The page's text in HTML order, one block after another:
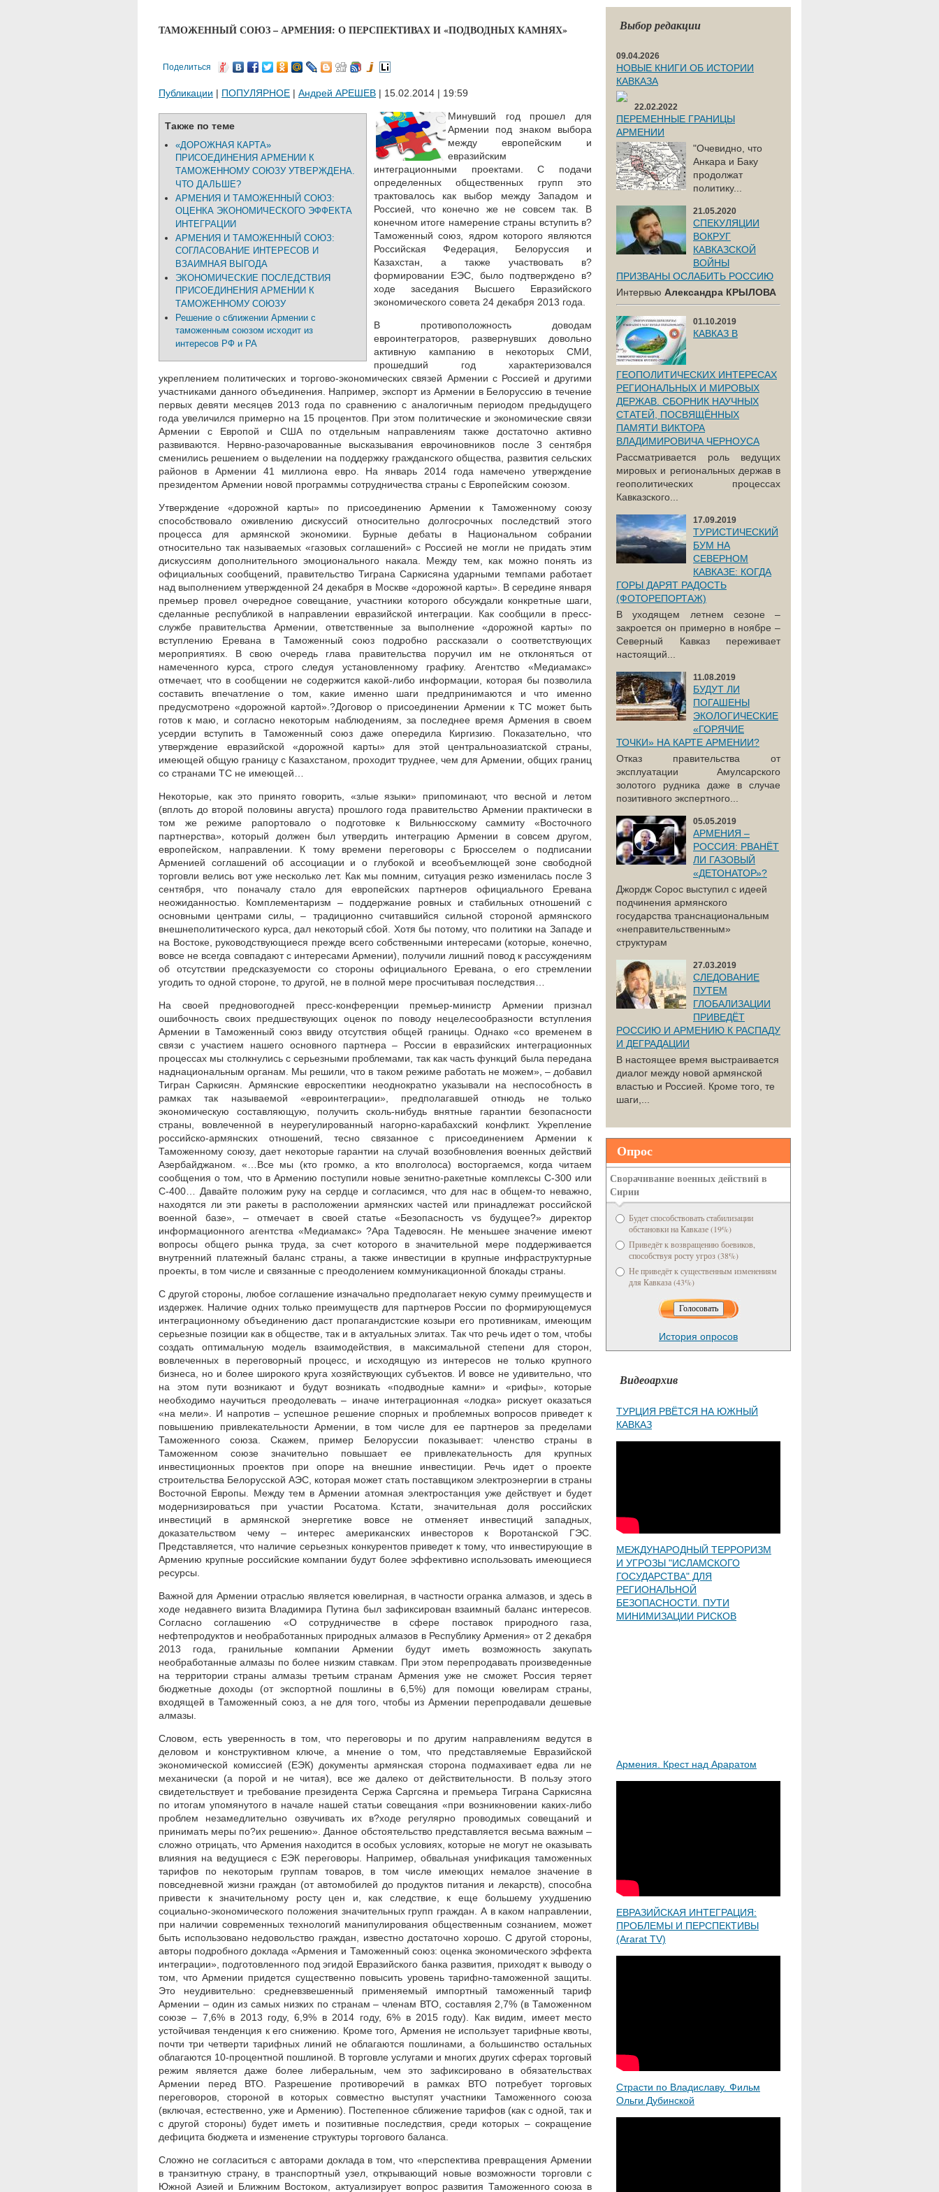
ТАМОЖЕННЫЙ СОЮЗ – АРМЕНИЯ: О ПЕРСПЕКТИВАХ И «ПОДВОДНЫХ КАМНЯХ»
Поделиться
Публикации | ПОПУЛЯРНОЕ | Андрей АРЕШЕВ | 15.02.2014 | 19:59
Также по теме
«ДОРОЖНАЯ КАРТА»
ПРИСОЕДИНЕНИЯ АРМЕНИИ К
ТАМОЖЕННОМУ СОЮЗУ УТВЕРЖДЕНА.
ЧТО ДАЛЬШЕ?
АРМЕНИЯ И ТАМОЖЕННЫЙ СОЮЗ:
ОЦЕНКА ЭКОНОМИЧЕСКОГО ЭФФЕКТА
ИНТЕГРАЦИИ
АРМЕНИЯ И ТАМОЖЕННЫЙ СОЮЗ:
СОГЛАСОВАНИЕ ИНТЕРЕСОВ И
ВЗАИМНАЯ ВЫГОДА
ЭКОНОМИЧЕСКИЕ ПОСЛЕДСТВИЯ
ПРИСОЕДИНЕНИЯ АРМЕНИИ К
ТАМОЖЕННОМУ СОЮЗУ
Решение о сближении Армении с
таможенным союзом исходит из
интересов РФ и РА
Минувший год прошел для
Армении под знаком выбора
между европейским и
евразийским
интеграционными проектами. С подачи
определенных общественных групп это
трактовалось как выбор между Западом и
Россией, что конечно же не совсем так. В
конечном итоге намерение страны вступить в?
Таможенный союз, ядром которого являются
Российская Федерация, Белоруссия и
Казахстан, а также участвовать в?
формировании ЕЭС, было подтверждено в?
ходе заседания Высшего Евразийского
экономического совета 24 декабря 2013 года.
В противоположность доводам
евроинтеграторов, развернувших довольно
активную кампанию в некоторых СМИ,
прошедший год характеризовался
укреплением политических и торгово-экономических связей Армении с Россией и другими
участниками данного объединения. Например, экспорт из Армении в Белоруссию в течение
первых девяти месяцев 2013 года по сравнению с аналогичным периодом предыдущего
года увеличился примерно на 15 процентов. При этом политические и экономические связи
Армении с Европой и США по отдельным направлениям также достаточно активно
развиваются. Нервно-разочарованные высказывания еврочиновников после 3 сентября
сменились решением о выделении на поддержку гражданского общества, развития сельских
районов в Армении 41 миллиона евро. На январь 2014 года намечено утверждение
президентом Армении новой программы сотрудничества страны с Европейским союзом.
Утверждение «дорожной карты» по присоединению Армении к Таможенному союзу
способствовало оживлению дискуссий относительно долгосрочных последствий этого
процесса для армянской экономики. Бурные дебаты в Национальном собрании
относительно так называемых «газовых соглашений» с Россией не могли не придать этим
дискуссиям дополнительного эмоционального накала. Между тем, как можно понять из
официальных сообщений, правительство Тиграна Саркисяна ударными темпами работает
над выполнением утвержденной 24 декабря в Москве «дорожной карты». В середине января
премьер провел очередное совещание, участники которого обсуждали конкретные шаги,
сделанные республикой в направлении евразийской интеграции. Как сообщили в пресс-
службе правительства Армении, ответственные за выполнение «дорожной карты» по
вступлению Еревана в Таможенный союз подробно рассказали о соответствующих
мероприятиях. В свою очередь глава правительства поручил им не отклоняться от
намеченного курса, строго следуя установленному графику. Агентство «Медиамакс»
отмечает, что в сообщении не содержится какой-либо информации, которая бы позволила
составить впечатление о том, какие именно шаги предпринимаются и что именно
предусмотрено «дорожной картой».?Договор о присоединении Армении к ТС может быть
готов к маю, и согласно некоторым наблюдениям, за последнее время Армения в своем
усердии вступить в Таможенный союз даже опередила Киргизию. Показательно, что
утверждение евразийской «дорожной карты» для этой центральноазиатской страны,
имеющей общую границу с Казахстаном, проходит труднее, чем для Армении, общих границ
со странами ТС не имеющей…
Некоторые, как это принято говорить, «злые языки» припоминают, что весной и летом
(вплоть до второй половины августа) прошлого года правительство Армении практически в
том же режиме рапортовало о подготовке к Вильнюсскому саммиту «Восточного
партнерства», который должен был утвердить интеграцию Армении в совсем другом,
европейском, направлении. К тому времени переговоры с Брюсселем о подписании
Арменией соглашений об ассоциации и о глубокой и всеобъемлющей зоне свободной
торговли велись вот уже несколько лет. Как мы помним, ситуация резко изменилась после 3
сентября, что поначалу стало для европейских партнеров официального Еревана
неожиданностью. Комплементаризм – поддержание ровных и стабильных отношений с
основными центрами силы, – традиционно считавшийся сильной стороной армянского
внешнеполитического курса, дал некоторый сбой. Хотя бы потому, что политики на Западе и
на Востоке, руководствующиеся прежде всего собственными интересами (которые, конечно,
вовсе не всегда совпадают с интересами Армении), получили лишний повод к рассуждениям
об отсутствии предсказуемости со стороны официального Еревана, о его стремлении
угодить то одной стороне, то другой, не в полной мере просчитывая последствия…
На своей предновогодней пресс-конференции премьер-министр Армении признал
ошибочность своих предшествующих оценок по поводу нецелесообразности вступления
Армении в Таможенный союз ввиду отсутствия общей границы. Однако «со временем в
связи с участием нашего основного партнера – России в евразийских интеграционных
процессах мы столкнулись с серьезными проблемами, так как часть функций была передана
наднациональным органам. Мы решили, что в таком режиме работать не можем», – добавил
Тигран Саркисян. Армянские евроскептики неоднократно указывали на неспособность в
рамках так называемой «евроинтеграции», предполагавшей отнюдь не только
экономическую составляющую, получить сколь-нибудь внятные гарантии безопасности
страны, вовлеченной в неурегулированный нагорно-карабахский конфликт. Укрепление
российско-армянских отношений, тесно связанное с присоединением Армении к
Таможенному союзу, дает некоторые гарантии на случай возобновления военных действий
Азербайджаном. «…Все мы (кто громко, а кто вполголоса) восторгаемся, когда читаем
сообщения о том, что в Армению поступили новые зенитно-ракетные комплексы С-300 или
С-400… Давайте положим руку на сердце и согласимся, что для нас в общем-то неважно,
находятся ли эти ракеты в расположении армянских частей или принадлежат российской
военной базе», – отмечает в своей статье «Безопасность vs будущее?» директор
информационного агентства «Медиамакс» ?Ара Тадевосян. Не меньшее значение имеют
вопросы общего рынка труда, за счет которого в значительной мере поддерживается
внутренний платежный баланс страны, а также инвестиции в крупные инфраструктурные
проекты, в том числе и связанные с преодолением коммуникационной блокады страны.
С другой стороны, любое соглашение изначально предполагает некую сумму преимуществ и
издержек. Наличие одних только преимуществ для партнеров России по формирующемуся
интеграционному объединению даст пропагандистские козыри его противникам, имеющим
серьезные позиции как в обществе, так и в актуальных элитах. Так что речь идет о том, чтобы
создать оптимальную модель взаимодействия, в максимальной степени для сторон,
вовлеченных в переговорный процесс, и исходящую из интересов не только крупного
бизнеса, но и более широкого круга хозяйствующих субъектов. И вовсе не удивительно, что
на этом пути возникают и будут возникать «подводные камни» и «рифы», которые
необходимо научиться преодолевать – иначе интеграционная «лодка» рискует оказаться
«на мели». И напротив – успешное решение спорных и проблемных вопросов приведет к
повышению привлекательности Армении, в том числе для ее партнеров за пределами
Таможенного союза. Скажем, пример Белоруссии показывает: членство страны в
Таможенном союзе значительно повышает ее привлекательность для крупных
инвестиционных проектов при опоре на внешние инвестиции. Речь идет о проекте
строительства Белорусской АЭС, которая может стать поставщиком электроэнергии в страны
Восточной Европы. Между тем в Армении атомная электростанция уже действует и будет
модернизироваться при участии Росатома. Кстати, значительная доля российских
инвестиций в армянской энергетике вовсе не отменяет инвестиций западных,
доказательством чему – интерес американских инвесторов к Воротанской ГЭС.
Представляется, что наличие серьезных конкурентов приведет к тому, что инвестирующие в
Армению крупные российские компании будут более эффективно использовать имеющиеся
ресурсы.
Важной для Армении отраслью является ювелирная, в частности огранка алмазов, и здесь в
ходе недавнего визита Владимира Путина был зафиксирован взаимный баланс интересов.
Согласно соглашению «О сотрудничестве в сфере поставок природного газа,
нефтепродуктов и необработанных природных алмазов в Республику Армения» от 2 декабря
2013 года, гранильные компании Армении будут иметь возможность закупать
необработанные алмазы по более низким ставкам. При этом перепродавать произведенные
на территории страны алмазы третьим странам Армения уже не сможет. Россия теряет
бюджетные доходы (от экспортной пошлины в 6,5%) для помощи ювелирам страны,
входящей в Таможенный союз, а не для того, чтобы из Армении перепродавали дешевые
алмазы.
Словом, есть уверенность в том, что переговоры и по другим направлениям ведутся в
деловом и конструктивном ключе, а мнение о том, что представляемые Евразийской
экономической комиссией (ЕЭК) документы армянская сторона подмахивает едва ли не
механически (а порой и не читая), все же далеко от действительности. В пользу этого
свидетельствует и требование президента Сержа Саргсяна и премьера Тиграна Саркисяна
по итогам упомянутого в начале нашей статьи совещания «при возникновении каких-либо
проблем незамедлительно озвучивать их в?ходе регулярно проводимых совещаний и
принимать меры по?их решению». Данное обстоятельство представляется весьма важным –
сложно отрицать, что Армения находится в особых условиях, которые не могут не оказывать
влияния на ведущиеся с ЕЭК переговоры. Например, обвальная унификация таможенных
тарифов по некоторым группам товаров, в том числе имеющих немалое значение в
повседневной жизни граждан (от автомобилей до продуктов питания и лекарств), способна
привести к значительному росту цен и, как следствие, к еще большему ухудшению
социально-экономического положения значительных групп граждан. А в каком направлении,
при наличии современных технологий манипулирования общественным сознанием, может
быть использовано недовольство граждан, известно достаточно хорошо. С другой стороны,
авторы подробного доклада «Армения и Таможенный союз: оценка экономического эффекта
интеграции», подготовленного под эгидой Евразийского банка развития, приходят к выводу о
том, что Армении придется существенно повысить уровень тарифно-таможенной защиты.
Это неудивительно: средневзвешенный применяемый импортный таможенный тариф
Армении – один из самых низких по странам – членам ВТО, составляя 2,7% (в Таможенном
союзе – 7,6% в 2013 году, 6,9% в 2014 году, 6% в 2015 году). Как видим, имеет место
устойчивая тенденция к его снижению. Кроме того, Армения не использует тарифные квоты,
почти три четверти тарифных линий не облагаются пошлинами, а большинство остальных
облагаются 10-процентной пошлиной. В торговле услугами и многих других сферах торговый
режим является даже более либеральным, чем это зафиксировано в обязательствах
Армении перед ВТО. Разрешение противоречий в рамках ВТО потребует торговых
переговоров, стороной в которых совместно выступят участники Таможенного союза
(включая, естественно, уже и Армению). Постепенное сближение тарифов (как с одной, так и
с другой стороны) будет иметь и позитивные последствия, среди которых – сокращение
дефицита бюджета и изменение структуры торгового баланса.
Сложно не согласиться с авторами доклада в том, что «перспектива превращения Армении
в транзитную страну, в транспортный узел, открывающий новые возможности торговли с
Южной Азией и Ближним Востоком, актуализирует вопрос развития Таможенного союза в
Выбор редакции
09.04.2026
НОВЫЕ КНИГИ ОБ ИСТОРИИ
КАВКАЗА
22.02.2022
ПЕРЕМЕННЫЕ ГРАНИЦЫ
АРМЕНИИ
"Очевидно, что
Анкара и Баку
продолжат
политику...
21.05.2020
СПЕКУЛЯЦИИ
ВОКРУГ
КАВКАЗСКОЙ
ВОЙНЫ
ПРИЗВАНЫ ОСЛАБИТЬ РОССИЮ
Интервью Александра КРЫЛОВА
01.10.2019
КАВКАЗ В
ГЕОПОЛИТИЧЕСКИХ ИНТЕРЕСАХ
РЕГИОНАЛЬНЫХ И МИРОВЫХ
ДЕРЖАВ. СБОРНИК НАУЧНЫХ
СТАТЕЙ, ПОСВЯЩЁННЫХ
ПАМЯТИ ВИКТОРА
ВЛАДИМИРОВИЧА ЧЕРНОУСА
Рассматривается роль ведущих
мировых и региональных держав в
геополитических процессах
Кавказского...
17.09.2019
ТУРИСТИЧЕСКИЙ
БУМ НА
СЕВЕРНОМ
КАВКАЗЕ: КОГДА
ГОРЫ ДАРЯТ РАДОСТЬ
(ФОТОРЕПОРТАЖ)
В уходящем летнем сезоне –
закроется он примерно в ноябре –
Северный Кавказ переживает
настоящий...
11.08.2019
БУДУТ ЛИ
ПОГАШЕНЫ
ЭКОЛОГИЧЕСКИЕ
«ГОРЯЧИЕ
ТОЧКИ» НА КАРТЕ АРМЕНИИ?
Отказ правительства от
эксплуатации Амулсарского
золотого рудника даже в случае
позитивного экспертного...
05.05.2019
АРМЕНИЯ –
РОССИЯ: РВАНЁТ
ЛИ ГАЗОВЫЙ
«ДЕТОНАТОР»?
Джордж Сорос выступил с идеей
подчинения армянского
государства транснациональным
«неправительственным»
структурам
27.03.2019
СЛЕДОВАНИЕ
ПУТЕМ
ГЛОБАЛИЗАЦИИ
ПРИВЕДЁТ
РОССИЮ И АРМЕНИЮ К РАСПАДУ
И ДЕГРАДАЦИИ
В настоящее время выстраивается
диалог между новой армянской
властью и Россией. Кроме того, те
шаги,...
Опрос
Сворачивание военных действий в
Сирии
Будет способствовать стабилизации
обстановки на Кавказе (19%)
Приведёт к возвращению боевиков,
способствуя росту угроз (38%)
Не приведёт к существенным изменениям
для Кавказа (43%)
История опросов
Видеоархив
ТУРЦИЯ РВЁТСЯ НА ЮЖНЫЙ
КАВКАЗ
МЕЖДУНАРОДНЫЙ ТЕРРОРИЗМ
И УГРОЗЫ "ИСЛАМСКОГО
ГОСУДАРСТВА" ДЛЯ
РЕГИОНАЛЬНОЙ
БЕЗОПАСНОСТИ. ПУТИ
МИНИМИЗАЦИИ РИСКОВ
Армения. Крест над Араратом
ЕВРАЗИЙСКАЯ ИНТЕГРАЦИЯ:
ПРОБЛЕМЫ И ПЕРСПЕКТИВЫ
(Ararat TV)
Страсти по Владиславу. Фильм
Ольги Дубинской